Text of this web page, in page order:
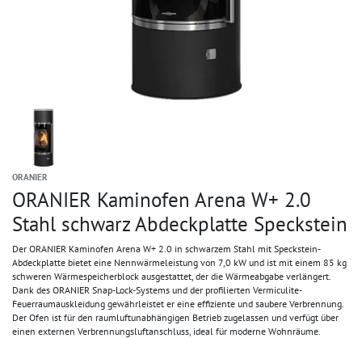
ORANIER
ORANIER Kaminofen Arena W+ 2.0
Stahl schwarz Abdeckplatte Speckstein
Der ORANIER Kaminofen Arena W+ 2.0 in schwarzem Stahl mit Speckstein-
Abdeckplatte bietet eine Nennwärmeleistung von 7,0 kW und ist mit einem 85 kg
schweren Wärmespeicherblock ausgestattet, der die Wärmeabgabe verlängert.
Dank des ORANIER Snap-Lock-Systems und der profilierten Vermiculite-
Feuerraumauskleidung gewährleistet er eine effiziente und saubere Verbrennung.
Der Ofen ist für den raumluftunabhängigen Betrieb zugelassen und verfügt über
einen externen Verbrennungsluftanschluss, ideal für moderne Wohnräume.